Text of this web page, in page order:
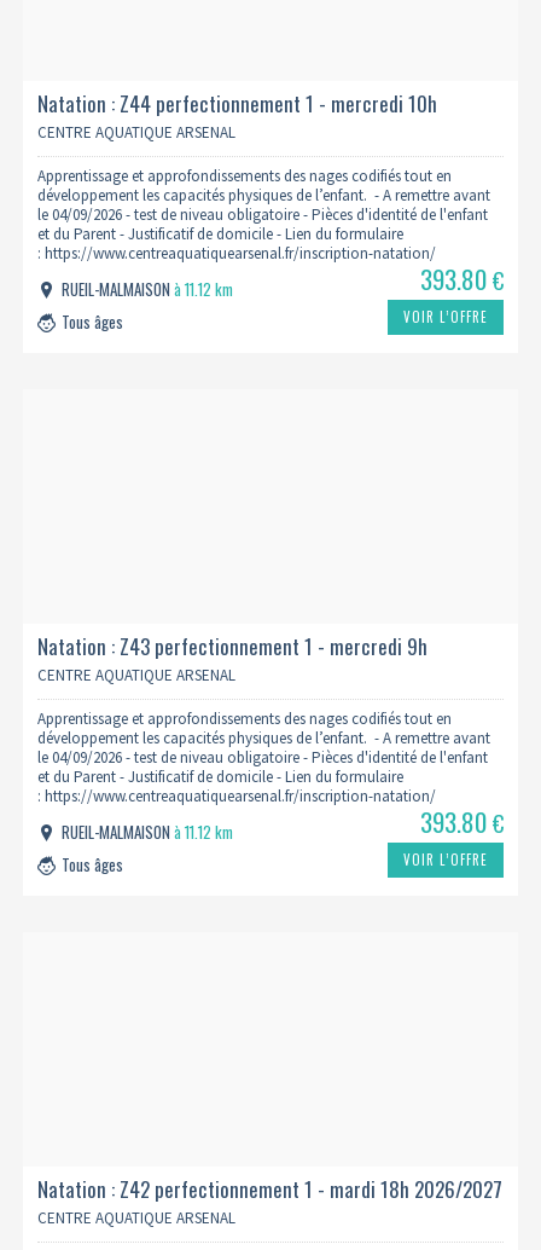
Natation : Z44 perfectionnement 1 - mercredi 10h
2026/2027
CENTRE AQUATIQUE ARSENAL
Apprentissage et approfondissements des nages codifiés tout en
développement les capacités physiques de l’enfant. - A remettre avant
le 04/09/2026 - test de niveau obligatoire - Pièces d'identité de l'enfant
et du Parent - Justificatif de domicile - Lien du formulaire
: https://www.centreaquatiquearsenal.fr/inscription-natation/
RUEIL-MALMAISONà 11.12 km
Tous âges
393.80€
VOIR L’OFFRE
Natation : Z43 perfectionnement 1 - mercredi 9h
2026/2027
CENTRE AQUATIQUE ARSENAL
Apprentissage et approfondissements des nages codifiés tout en
développement les capacités physiques de l’enfant. - A remettre avant
le 04/09/2026 - test de niveau obligatoire - Pièces d'identité de l'enfant
et du Parent - Justificatif de domicile - Lien du formulaire
: https://www.centreaquatiquearsenal.fr/inscription-natation/
RUEIL-MALMAISONà 11.12 km
Tous âges
393.80€
VOIR L’OFFRE
Natation : Z42 perfectionnement 1 - mardi 18h 2026/2027
CENTRE AQUATIQUE ARSENAL